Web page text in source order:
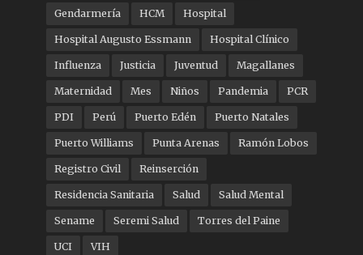
Gendarmería HCM Hospital
Hospital Augusto Essmann Hospital Clínico
Influenza Justicia Juventud Magallanes
Maternidad Mes Niños Pandemia PCR
PDI Perú Puerto Edén Puerto Natales
Puerto Williams Punta Arenas Ramón Lobos
Registro Civil Reinserción
Residencia Sanitaria Salud Salud Mental
Sename Seremi Salud Torres del Paine
UCI VIH